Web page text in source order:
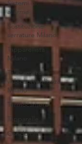
Sistemi di
allarme
Sostituzione
serrature Milano
Tapparellista
Milano
Telecamere
videosorveglianza
Milano
Termocamere
Tapparelle
Condomini